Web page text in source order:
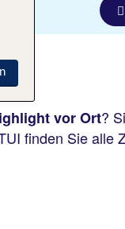
vor Ort?
finden Sie alle